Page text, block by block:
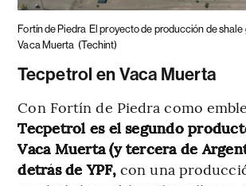
Fortín de Piedra El proyecto de producción de
Vaca Muerta (Techint)
Tecpetrol en Vaca Muerta
Con Fortín de Piedra como
Tecpetrol es el segundo
Vaca Muerta (y tercera de
detrás de YPF, con una